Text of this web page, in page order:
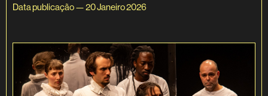
Data publicação — 20 Janeiro 2026